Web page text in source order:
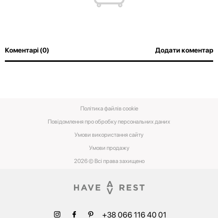
Коментарі (0) Додати коментар
2026 © Всі права захищено
Повідомлення про обробку персональних даних
Умови використання сайту
Умови‌ ‌продажу‌
Політика файлів cookie
+38 066 116 40 01